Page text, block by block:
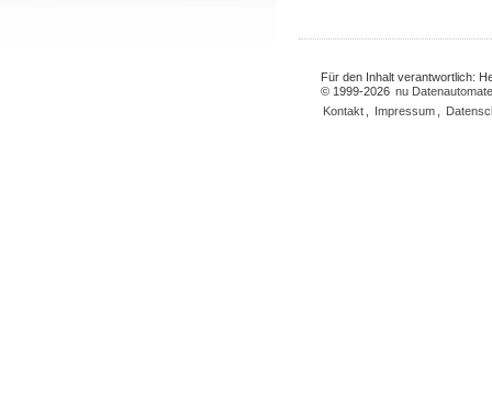
Für den Inhalt verantwortlich:
© 1999-2026 nu
Kontakt
Impressum